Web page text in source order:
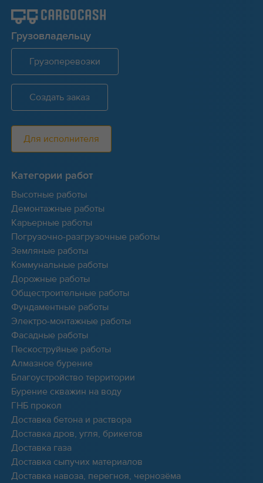
Грузовладельцу
Грузоперевозки
Создать заказ
Для исполнителя
Категории работ
Высотные работы
Демонтажные работы
Карьерные работы
Погрузочно-разгрузочные работы
Земляные работы
Коммунальные работы
Дорожные работы
Общестроительные работы
Фундаментные работы
Электро-монтажные работы
Фасадные работы
Пескоструйные работы
Алмазное бурение
Благоустройство территории
Бурение скважин на воду
ГНБ прокол
Доставка бетона и раствора
Доставка дров, угля, брикетов
Доставка газа
Доставка сыпучих материалов
Доставка навоза, перегноя, чернозёма